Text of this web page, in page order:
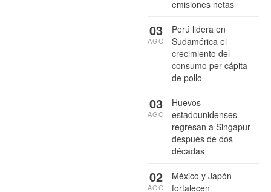
emisiones netas
Perú lidera en
Sudamérica el
crecimiento del
consumo per cápita
de pollo
03
AGO
Huevos
estadounidenses
regresan a Singapur
después de dos
décadas
03
AGO
México y Japón
fortalecen
02
AGO